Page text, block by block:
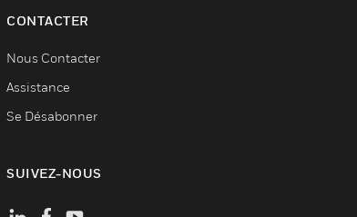
CONTACTER
Nous Contacter
Assistance
Se Désabonner
SUIVEZ-NOUS